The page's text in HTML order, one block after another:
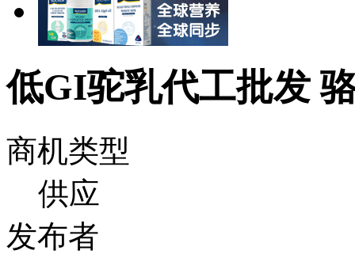
低GI驼乳代工批发
商机类型
供应
发布者